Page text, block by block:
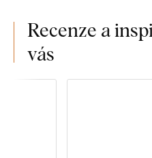
Recenze a
vás